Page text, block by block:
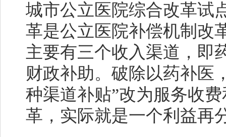
城市公立医院综合改革试
革是公立医院补偿机制改
主要有三个收入渠道，即
财政补助。破除以药补医
种渠道补贴”改为服务收
革，实际就是一个利益再